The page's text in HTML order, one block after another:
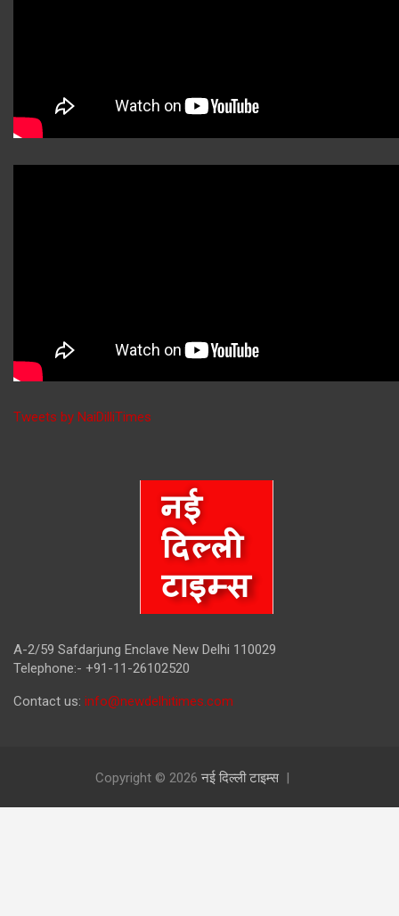
Tweets by NaiDilliTimes
A-2/59 Safdarjung Enclave New Delhi 110029
Telephone:- +91-11-26102520
Contact us: info@newdelhitimes.com
Copyright © 2026 नई दिल्ली टाइम्स